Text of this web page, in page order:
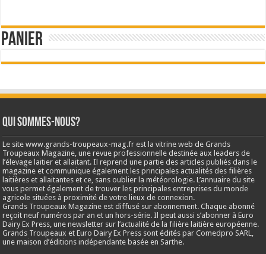
Panier
Qui sommes-nous?
Le site www.grands-troupeaux-mag.fr est la vitrine web de Grands
Troupeaux Magazine, une revue professionnelle destinée aux leaders de
l’élevage laitier et allaitant. Il reprend une partie des articles publiés dans le
magazine et communique également les principales actualités des filières
laitières et allaitantes et ce, sans oublier la météorologie. L’annuaire du site
vous permet également de trouver les principales entreprises du monde
agricole situées à proximité de votre lieux de connexion.
Grands Troupeaux Magazine est diffusé sur abonnement. Chaque abonné
reçoit neuf numéros par an et un hors-série. Il peut aussi s’abonner à Euro
Dairy Ex Press, une newsletter sur l’actualité de la filière laitière européenne.
Grands Troupeaux et Euro Dairy Ex Press sont édités par Comedpro SARL,
une maison d’éditions indépendante basée en Sarthe.